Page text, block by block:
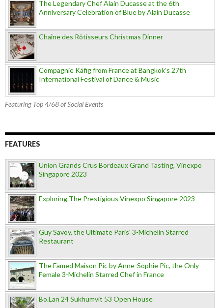
The Legendary Chef Alain Ducasse at the 6th
Anniversary Celebration of Blue by Alain Ducasse
Chaîne des Rôtisseurs Christmas Dinner
Compagnie Käfig from France at Bangkok’s 27th
International Festival of Dance & Music
Featuring Top 4/68 of Social Events
FEATURES
Union Grands Crus Bordeaux Grand Tasting, Vinexpo
Singapore 2023
Exploring The Prestigious Vinexpo Singapore 2023
Guy Savoy, the Ultimate Paris' 3-Michelin Starred
Restaurant
The Famed Maison Pic by Anne-Sophie Pic, the Only
Female 3-Michelin Starred Chef in France
Bo.Lan 24 Sukhumvit 53 Open House